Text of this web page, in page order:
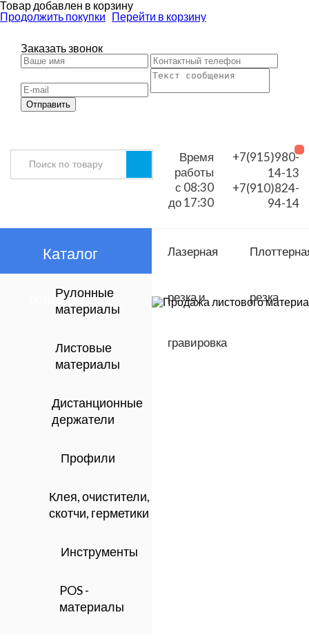
Товар добавлен в корзину
Продолжить покупки Перейти в корзину
Заказать звонок
Отправить
Время
работы
с 08:30
до 17:30
+7(915)980-
14-13
+7(910)824-
94-14
Каталог
товаров
Рулонные
материалы
Листовые
материалы
Дистанционные
держатели
Профили
Клея, очистители,
скотчи, герметики
Инструменты
POS -
материалы
Лазерная
резка и
гравировка
резка